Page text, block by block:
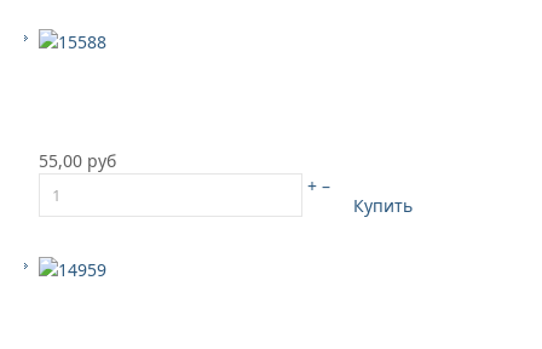
55,00 руб
+ –
Купить